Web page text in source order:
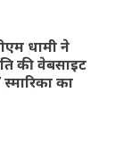
धामी ने
की वेबसाइट
स्मारिका का